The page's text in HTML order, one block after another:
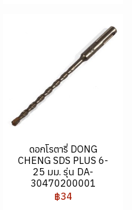
ดอกโรตารี่ DONG
CHENG SDS PLUS 6-
25 มม. รุ่น DA-
30470200001
฿34